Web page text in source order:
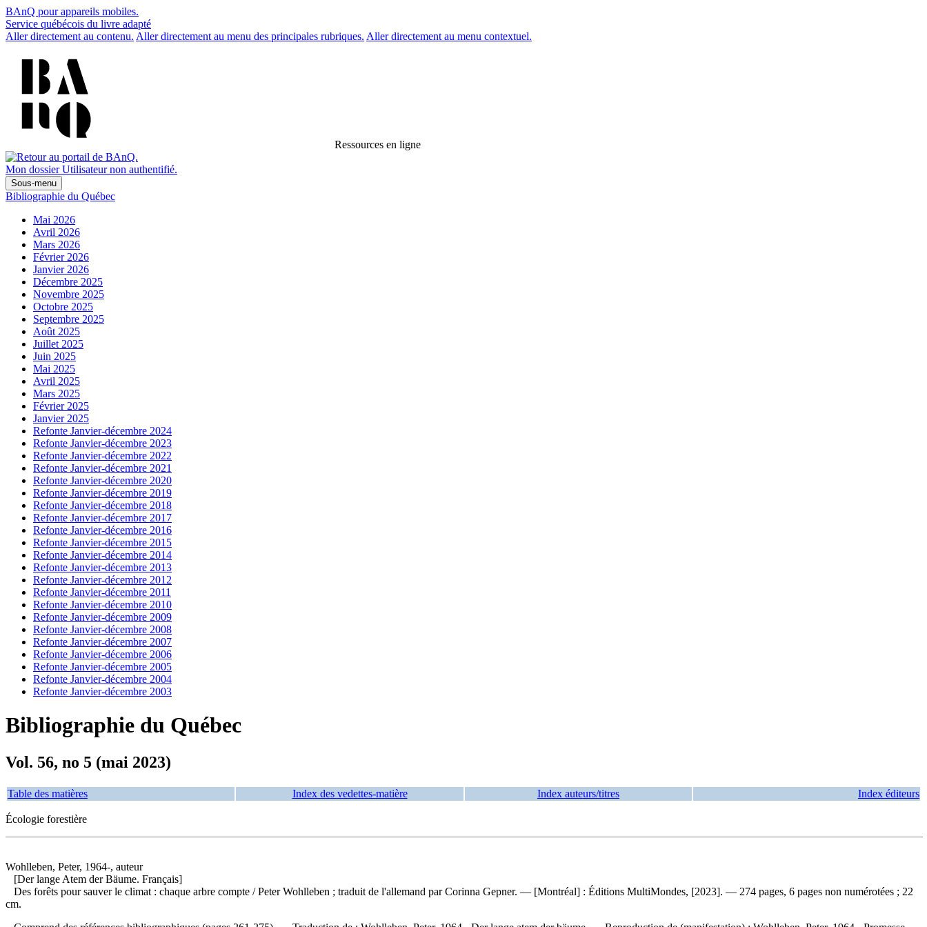
BAnQ pour appareils mobiles.
Service québécois du livre adapté
Aller directement au contenu. Aller directement au menu des principales rubriques. Aller directement au menu contextuel.
Ressources en ligne
Mon dossier Utilisateur non authentifié.
Sous-menu
Bibliographie du Québec
Mai 2026
Avril 2026
Mars 2026
Février 2026
Janvier 2026
Décembre 2025
Novembre 2025
Octobre 2025
Septembre 2025
Août 2025
Juillet 2025
Juin 2025
Mai 2025
Avril 2025
Mars 2025
Février 2025
Janvier 2025
Refonte Janvier-décembre 2024
Refonte Janvier-décembre 2023
Refonte Janvier-décembre 2022
Refonte Janvier-décembre 2021
Refonte Janvier-décembre 2020
Refonte Janvier-décembre 2019
Refonte Janvier-décembre 2018
Refonte Janvier-décembre 2017
Refonte Janvier-décembre 2016
Refonte Janvier-décembre 2015
Refonte Janvier-décembre 2014
Refonte Janvier-décembre 2013
Refonte Janvier-décembre 2012
Refonte Janvier-décembre 2011
Refonte Janvier-décembre 2010
Refonte Janvier-décembre 2009
Refonte Janvier-décembre 2008
Refonte Janvier-décembre 2007
Refonte Janvier-décembre 2006
Refonte Janvier-décembre 2005
Refonte Janvier-décembre 2004
Refonte Janvier-décembre 2003
Bibliographie du Québec
Vol. 56, no 5 (mai 2023)
Table des matières Index des vedettes-matière Index auteurs/titres Index éditeurs
Écologie forestière
Wohlleben, Peter, 1964-, auteur
[Der lange Atem der Bäume. Français]
Des forêts pour sauver le climat : chaque arbre compte / Peter Wohlleben ; traduit de l'allemand par Corinna Gepner. — [Montréal] : Éditions MultiMondes, [2023]. — 274 pages, 6 pages non numérotées ; 22
cm.